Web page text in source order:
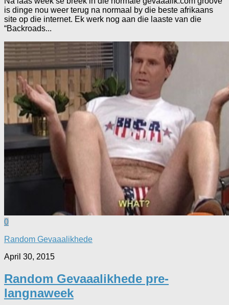
is dinge nou weer terug na normaal by die beste afrikaans
site op die internet. Ek werk nog aan die laaste van die
“Backroads...
0
Random Gevaaalikhede
April 30, 2015
Random Gevaaalikhede pre-
langnaweek